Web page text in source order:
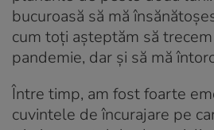
bucuroasă să mă
cum toți așteptăm să
pandemie, dar și să mă
Între timp, am fost foarte
cuvintele de încurajare pe